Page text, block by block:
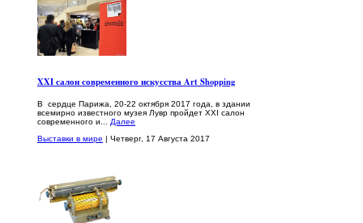
XXI салон современного искусства Art Shopping
В сердце Парижа, 20-22 октября 2017 года, в здании
всемирно известного музея Лувр пройдет XXI салон
современного и... Далее
Выставки в мире | Четверг, 17 Августа 2017